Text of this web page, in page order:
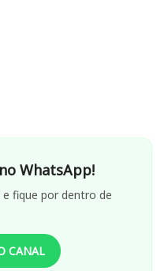
WhatsApp!
fique por dentro de
CANAL